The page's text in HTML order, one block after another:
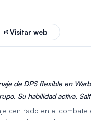
del daño
Visitar web
de DPS flexible en
Su habilidad activa,
a los aliados, lo que
centrado en el